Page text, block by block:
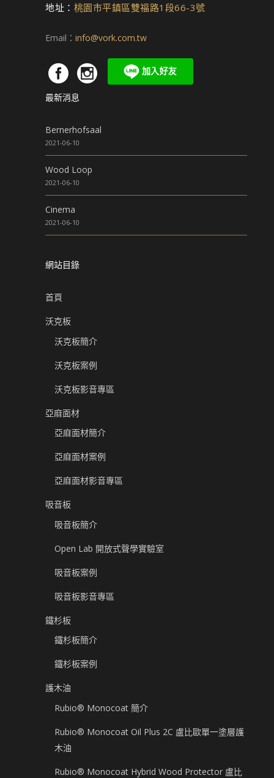
地址： 桃園市平鎮區雙福路1段66-3號
Email： info@vork.com.tw
最新消息
Bernerhofsaal
2021-06-10
Wood Loop
2021-06-10
Cinema
2021-06-10
網站目錄
首頁
沃克板
沃克板簡介
沃克板案例
沃克板影音專區
亞麻面材
亞麻面材簡介
亞麻面材案例
亞麻面材影音專區
吸音板
吸音板簡介
Open Lab 開放式聲學實驗室
吸音板案例
吸音板影音專區
鐵杉板
鐵杉板簡介
鐵杉板案例
護木油
Rubio® Monocoat 簡介
Rubio® Monocoat Oil Plus 2C 盧比歐單一塗層護
木油
Rubio® Monocoat Hybrid Wood Protector 盧比